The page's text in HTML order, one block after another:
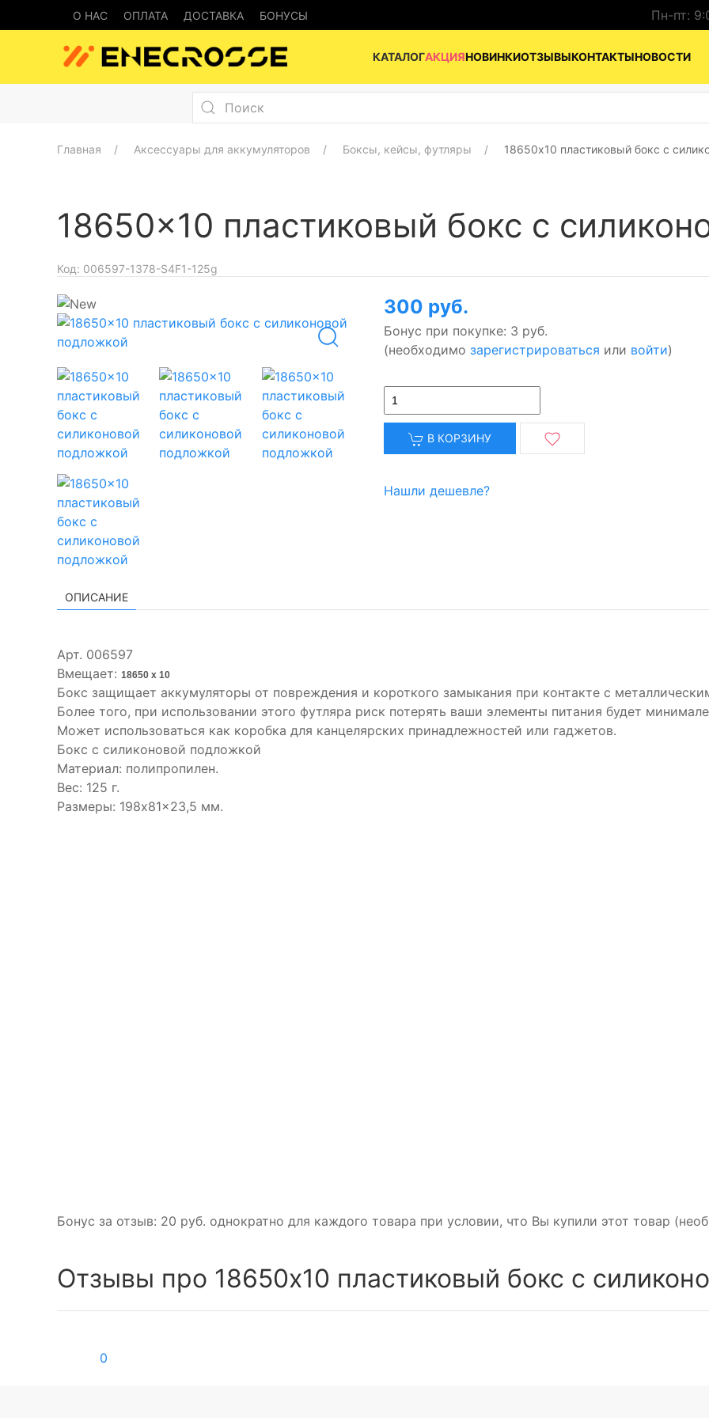
О НАС ОПЛАТА ДОСТАВКА БОНУСЫ Пн-пт:
КАТАЛОГАКЦИЯНОВИНКИОТЗЫВЫКОНТАКТЫНОВОСТИ
Главная Аксессуары для аккумуляторов Боксы, кейсы, футляры 18650x10 пластиковый бокс с
18650x10 пластиковый бокс с
Код: 006597-1378-S4F1-125g
300 руб.
Бонус при покупке: 3 руб.
(необходимозарегистрироваться или войти)
В КОРЗИНУ
Нашли дешевле?
ОПИСАНИЕ
Арт. 006597
Вмещает: 18650 x 10
Бокс защищает аккумуляторы от повреждения и короткого замыкания при контакте с
Более того, при использовании этого футляра риск потерять ваши элементы питания будет
Может использоваться как коробка для канцелярских принадлежностей или гаджетов.
Бокс с силиконовой подложкой
Материал: полипропилен.
Вес: 125 г.
Размеры: 198x81x23,5 мм.
Бонус за отзыв: 20 руб. однократно для каждого товара при условии, что Вы купили этот товар
Отзывы про 18650x10 пластиковый бокс с
0